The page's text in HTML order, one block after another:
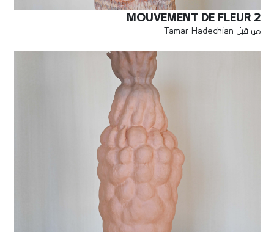
MOUVEMENT DE FLEUR 2
من قبل Tamar Hadechian